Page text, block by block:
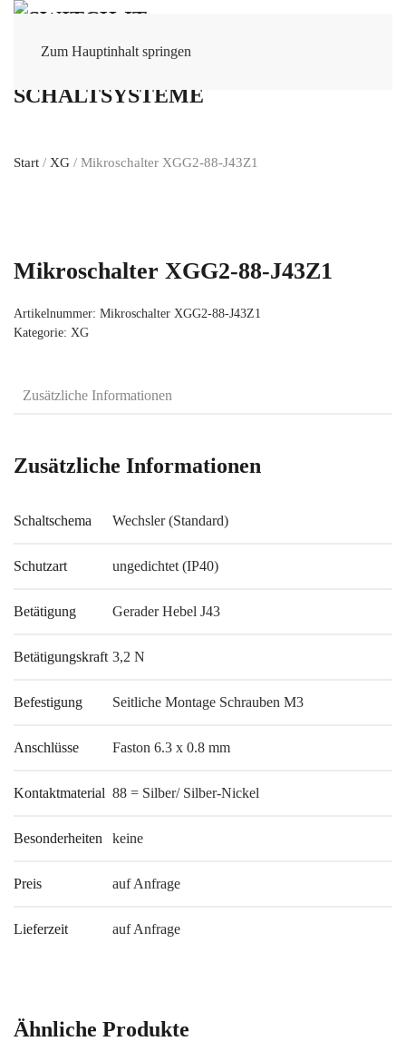
Zum Hauptinhalt springen
Start / XG / Mikroschalter XGG2-88-J43Z1
Mikroschalter XGG2-88-J43Z1
Artikelnummer: Mikroschalter XGG2-88-J43Z1
Kategorie: XG
Zusätzliche Informationen
Zusätzliche Informationen
Schaltschema Wechsler (Standard)
Schutzart ungedichtet (IP40)
Betätigung Gerader Hebel J43
Betätigungskraft 3,2 N
Befestigung Seitliche Montage Schrauben M3
Anschlüsse Faston 6.3 x 0.8 mm
Kontaktmaterial 88 = Silber/ Silber-Nickel
Besonderheiten keine
Preis auf Anfrage
Lieferzeit auf Anfrage
Ähnliche Produkte